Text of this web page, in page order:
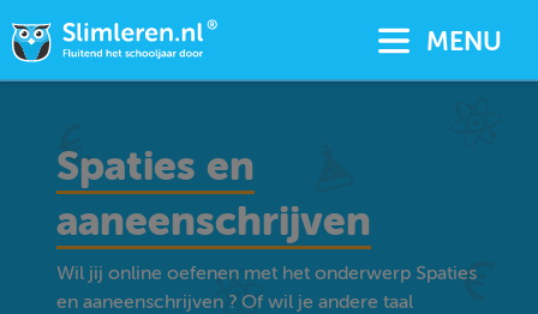
MENU
Spaties en
aaneenschrijven
Wil jij online oefenen met het onderwerp Spaties
en aaneenschrijven ? Of wil je andere taal